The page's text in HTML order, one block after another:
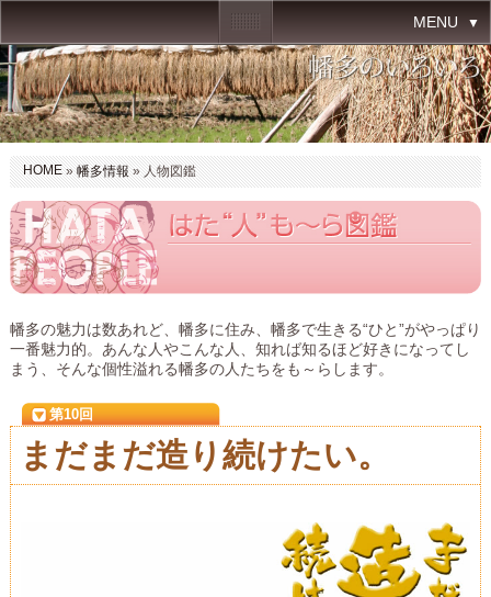
MENU
HOME»幡多情報» 人物図鑑
幡多の魅力は数あれど、幡多に住み、幡多で生きる“ひと”がやっぱり
一番魅力的。あんな人やこんな人、知れば知るほど好きになってし
まう、そんな個性溢れる幡多の人たちをも～らします。
第10回
まだまだ造り続けたい。